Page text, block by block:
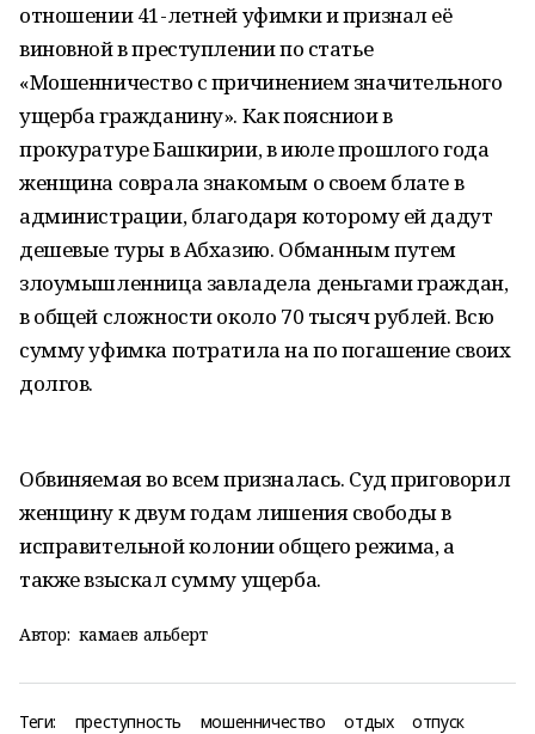
отношении 41-летней уфимки и признал её
виновной в преступлении по статье
«Мошенничество с причинением значительного
ущерба гражданину». Как поясниои в
прокуратуре Башкирии, в июле прошлого года
женщина соврала знакомым о своем блате в
администрации, благодаря которому ей дадут
дешевые туры в Абхазию. Обманным путем
злоумышленница завладела деньгами граждан,
в общей сложности около 70 тысяч рублей. Всю
сумму уфимка потратила на по погашение своих
долгов.
Обвиняемая во всем призналась. Суд приговорил
женщину к двум годам лишения свободы в
исправительной колонии общего режима, а
также взыскал сумму ущерба.
Автор: камаев альберт
Теги: преступность мошенничество отдых отпуск